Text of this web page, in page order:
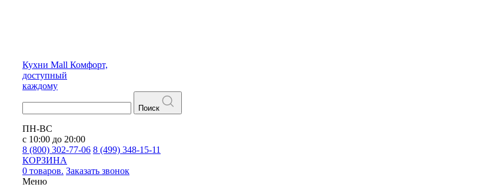
Кухни Mall Комфорт,
доступный
каждому
Поиск
ПН-ВС
с 10:00 до 20:00
8 (800) 302-77-06 8 (499) 348-15-11
КОРЗИНА
0 товаров. Заказать звонок
Меню